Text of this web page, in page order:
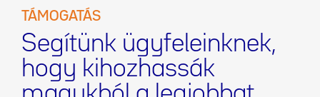
TÁMOGATÁS
Segítünk ügyfeleinknek,
hogy kihozhassák